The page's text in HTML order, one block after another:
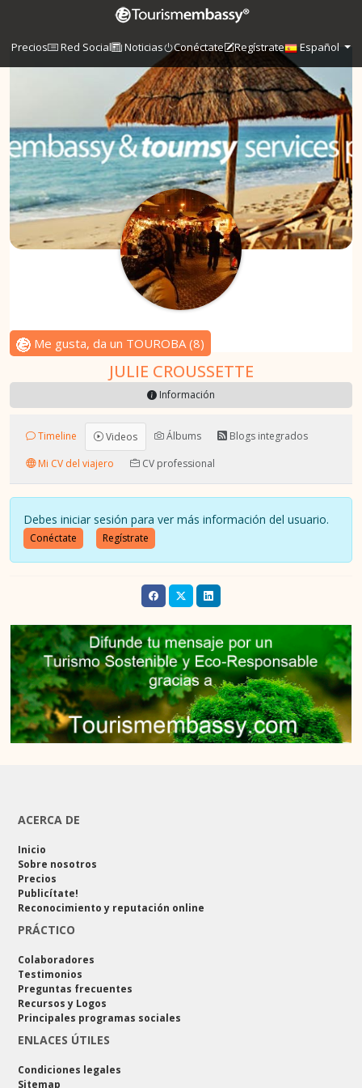
Precios Red Social Noticias Conéctate Regístrate Español
Me gusta, da un TOUROBA(8)
JULIE CROUSSETTE
Información
Timeline Videos Álbums
Blogs integrados
Mi CV del viajero
CV professional
Debes iniciar sesión para ver más información del usuario.
Conéctate Regístrate
ACERCA DE
Inicio
Sobre nosotros
Precios
Publicítate!
Reconocimiento y reputación online
PRÁCTICO
Colaboradores
Testimonios
Preguntas frecuentes
Recursos y Logos
Principales programas sociales
ENLACES ÚTILES
Condiciones legales
Sitemap